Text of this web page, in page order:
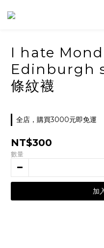
I hate
Edinburgh
條紋襪
全店，購買3000元即免運
NT$300
數量
加